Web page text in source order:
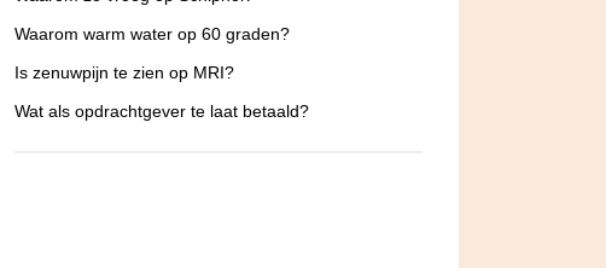
Waarom warm water op 60 graden?
Is zenuwpijn te zien op MRI?
Wat als opdrachtgever te laat betaald?